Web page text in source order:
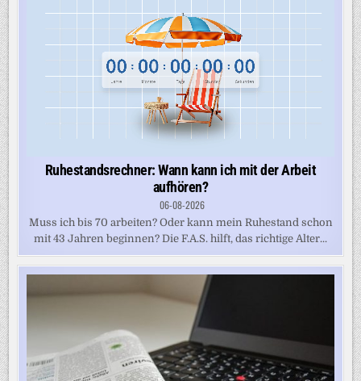
Ruhestandsrechner: Wann kann ich mit der Arbeit
aufhören?
06-08-2026
Muss ich bis 70 arbeiten? Oder kann mein Ruhestand schon
mit 43 Jahren beginnen? Die F.A.S. hilft, das richtige Alter...